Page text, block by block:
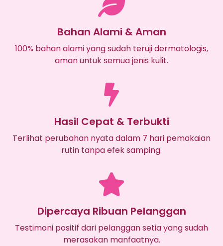
Bahan Alami & Aman
100% bahan alami yang sudah teruji dermatologis,
aman untuk semua jenis kulit.
Hasil Cepat & Terbukti
Terlihat perubahan nyata dalam 7 hari pemakaian
rutin tanpa efek samping.
Dipercaya Ribuan Pelanggan
Testimoni positif dari pelanggan setia yang sudah
merasakan manfaatnya.